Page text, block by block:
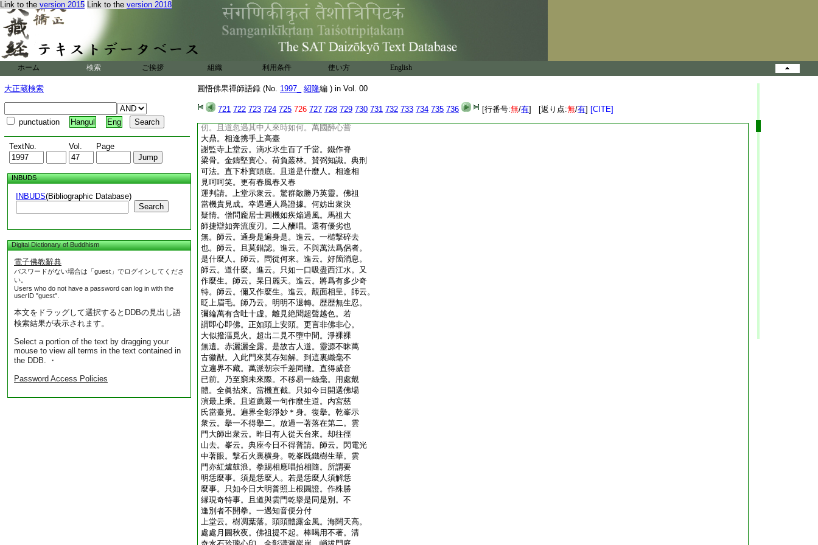
Link to the version 2015 Link to the version 2018
ホーム 検索 ご挨拶 組織 利用条件 使い方 English
大正蔵検索
punctuation Hangul Eng
TextNo. Vol. Page
INBUDS
INBUDS(Bibliographic Database)
Search
Digital Dictionary of Buddhism
電子佛教辭典
パスワードがない場合は「guest」でログインしてくださ
い。
Users who do not have a password can log in with the
userID "guest".
本文をドラッグして選択するとDDBの見出し語
検索結果が表示されます。
Select a portion of the text by dragging your
mouse to view all terms in the text contained in
the DDB. ・
Password Access Policies
圓悟佛果禪師語録 (No. 1997_ 紹隆編 ) in Vol. 00
721 722 723 724 725 726 727 728 729 730 731 732 733 734 735 736 [行番号:無/有] [返り点:無/有] [CITE]
昔日雪峯拈拄杖示衆云。我這箇爲中下機
人。時有僧出問云。忽遇上上機人來時如何。
峯拈却拄杖。雲門云。我不似雪峯打破這葛
藤。乃拈拄杖云。我這箇爲中下機人。時有僧
問。忽遇上上機人來時如何。雲門便打。師拈
有符。看他二老宿。縱横殺活出沒卷舒甚生
僧見處。乃拈拄杖云。山僧只將這箇。普爲一
切人。無論上中下。若要
展一任
展。若要
仞。且道忽遇其中人來時如何。萬國醉心嘗
大鼎。相逢携手上高臺
謝監寺上堂云。滴水氷生百了千當。鐵作脊
梁骨。金鑄堅實心。荷負叢林。賛弼知識。典刑
可法。直下朴實頭底。且道是什麼人。相逢相
見呵呵笑。更有春風春又春
運判請。上堂示衆云。驚群敵勝乃英靈。佛祖
當機貴見成。幸遇通人爲證據。何妨出衆決
疑情。僧問龐居士圓機如疾焔過風。馬祖大
師捷辯如奔流度刃。二人酬唱。還有優劣也
無。師云。通身是遍身是。進云。一槌撃碎去
也。師云。且莫錯認。進云。不與萬法爲侶者。
是什麼人。師云。問從何來。進云。好箇消息。
師云。道什麼。進云。只如一口吸盡西江水。又
作麼生。師云。杲日麗天。進云。將爲有多少奇
特。師云。儞又作麼生。進云。覿面相呈。師云。
眨上眉毛。師乃云。明明不退轉。歴歴無生忍。
彌綸萬有含吐十虚。離見絶聞超聲越色。若
謂即心即佛。正如頭上安頭。更言非佛非心。
大似撥漚覓火。超出二見不墮中間。淨裸裸
無遺。赤灑灑全露。是故古人道。靈源不昧萬
古徽猷。入此門來莫存知解。到這裏纖毫不
立遍界不藏。萬派朝宗千差同轍。直得威音
已前。乃至窮未來際。不移易一絲毫。用處覿
體。全眞拈來。當機直截。只如今日開選佛場
演最上乘。且道薦嚴一句作麼生道。内宮慈
氏當臺見。遍界全彰淨妙＊身。復擧。乾峯示
衆云。擧一不得擧二。放過一著落在第二。雲
門大師出衆云。昨日有人從天台來。却往徑
山去。峯云。典座今日不得普請。師云。閃電光
中著眼。撃石火裏横身。乾峯既鐵樹生華。雲
門亦紅爐鼓浪。拳踢相應唱拍相隨。所謂要
明恁麼事。須是恁麼人。若是恁麼人須解恁
麼事。只如今日大明普照上根圓證。作殊勝
縁現奇特事。且道與雲門乾擧是同是別。不
逢別者不開拳。一遇知音便分付
上堂云。樹凋葉落。頭頭體露金風。海闊天高。
處處月圓秋夜。佛祖提不起。棒喝用不著。清